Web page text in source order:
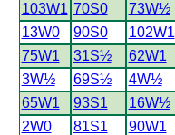
103W1 70S0 73W½
13W0
90S0 102W1
75W1
31S½ 62W1
3W½
69S½ 4W½
65W1
93S1 16W½
2W0
81S1 90W1